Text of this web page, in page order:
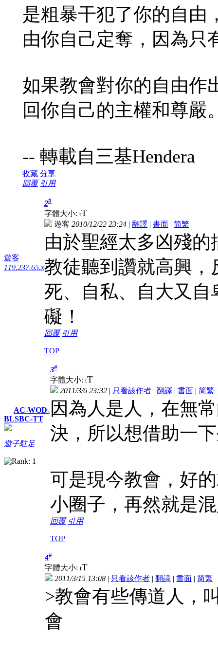
是粗暴干犯了你的自由
由你自己定奪，因為只
如果教會對你的自由作
回你自己的主權和尊嚴
-- 轉載自三基Hendera
收藏 分享
回覆 引用
遊客
119.237.65.x
2#
字體大小: tT
遊客 2010/12/22 23:24 | 翻譯 | 書面 | 简繁
由於聖經太多凶殘
教徒聽到讚就高興
死、自私、自大又
礙！
回覆 引用
TOP
AC-WOD-
BLSBC-TT
遊子駐足
3#
字體大小: tT
2011/3/6 23:32 | 只看該作者 | 翻譯 | 書面 | 简繁
因為人是人，在無
決，所以想借助一
可是現今教會，好
小圈子，再然就是
回覆 引用
TOP
4#
字體大小: tT
2011/3/15 13:08 | 只看該作者 | 翻譯 | 書面 | 简繁
>教會有些傳道人，
會